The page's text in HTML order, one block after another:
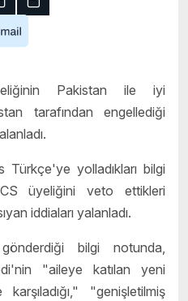
Pakistan ile iyi
tarafından engellediği
Türkçe'ye yolladıkları bilgi
üyeliğini veto ettikleri
iddiaları yalanladı.
bilgi notunda,
"aileye katılan yeni
"genişletilmiş